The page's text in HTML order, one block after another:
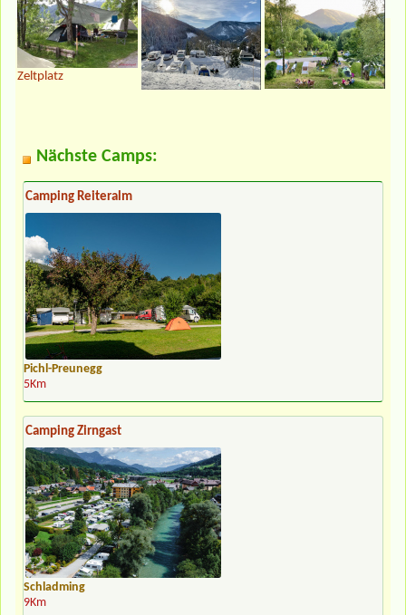
Zeltplatz
Nächste Camps:
Camping Reiteralm
Pichl-Preunegg
5Km
Camping Zirngast
Schladming
9Km